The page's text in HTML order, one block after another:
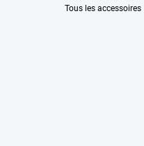
Tous les accessoires